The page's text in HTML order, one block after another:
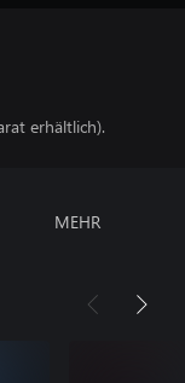
erhältlich).
MEHR